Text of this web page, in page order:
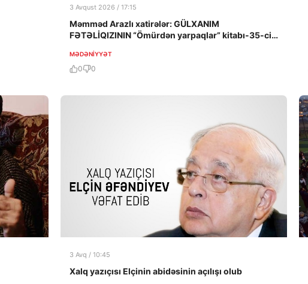
3 Avqust 2026 / 17:15
Məmməd Arazlı xatirələr: GÜLXANIM
FƏTƏLİQIZININ “Ömürdən yarpaqlar” kitabı-35-ci
MƏDƏNIYYƏT
0 0
3 Avq / 10:45
Xalq yazıçısı Elçinin abidəsinin açılışı olub